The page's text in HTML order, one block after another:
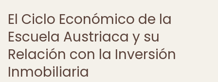
El Ciclo Económico de la
Escuela Austriaca y su
Relación con la Inversión
Inmobiliaria